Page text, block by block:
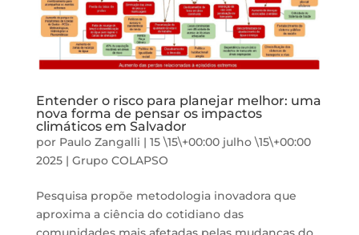
Entender o risco para planejar melhor: uma
nova forma de pensar os impactos
climáticos em Salvador
por Paulo Zangalli | 15 \15\+00:00 julho \15\+00:00
2025| Grupo COLAPSO
Pesquisa propõe metodologia inovadora que
aproxima a ciência do cotidiano das